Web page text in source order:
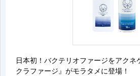
日本初！バクテリオファージをアクネ
クラファージ』がモラタメに登場！